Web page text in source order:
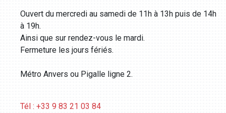
Ouvert du mercredi au samedi de 11h à 13h puis de 14h
à 19h.
Ainsi que sur rendez-vous le mardi.
Fermeture les jours fériés.
Métro Anvers ou Pigalle ligne 2.
Tél : +33 9 83 21 03 84